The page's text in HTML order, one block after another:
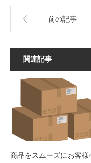
前の記事
関連記事
商品をスムーズにお客様